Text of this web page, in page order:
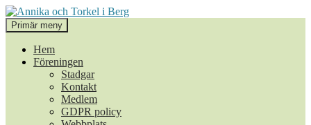
Hoppa
till
innehåll
Annika och Torkel i Berg
Sök
Primär meny
Hem
Föreningen
Stadgar
Kontakt
Medlem
GDPR policy